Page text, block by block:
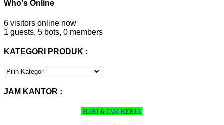
Who's Online
6 visitors online now
1 guests, 5 bots, 0 members
KATEGORI PRODUK :
KATEGORI
JAM KANTOR :
HARI & JAM KERJA